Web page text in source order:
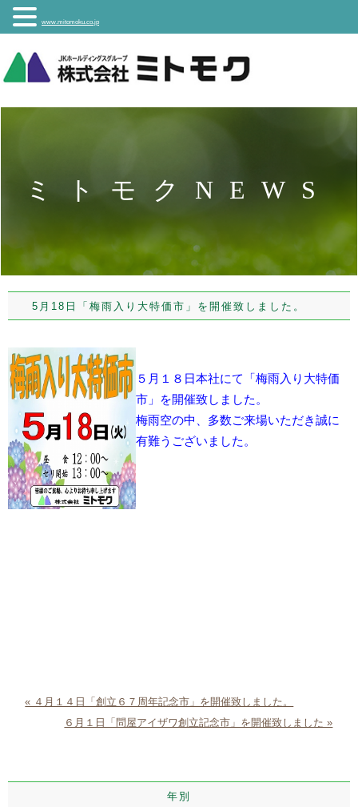
ミトモクNEWS
5月18日「梅雨入り大特価市」を開催致しました。
５月１８日本社にて「梅雨入り大特価
市」を開催致しました。
梅雨空の中、多数ご来場いただき誠に
有難うございました。
« ４月１４日「創立６７周年記念市」を開催致しました。
６月１日「問屋アイザワ創立記念市」を開催致しました »
年別
www.mitomoku.co.jp